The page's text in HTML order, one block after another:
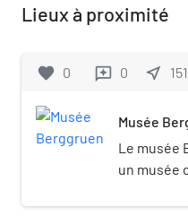
Lieux à proximité
favorite 0 reviews 0 near_me 151
Musée
Le musée
un musée
Pablo